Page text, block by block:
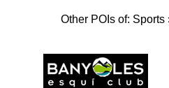
Other POIs of: Sports